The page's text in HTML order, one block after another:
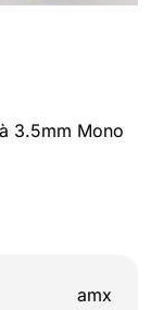
3.5mm Mono
amx